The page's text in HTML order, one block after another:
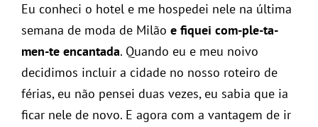
Eu conheci o hotel e me hospedei nele na última
semana de moda de Milão e fiquei com-ple-ta-
men-te encantada. Quando eu e meu noivo
decidimos incluir a cidade no nosso roteiro de
férias, eu não pensei duas vezes, eu sabia que ia
ficar nele de novo. E agora com a vantagem de ir